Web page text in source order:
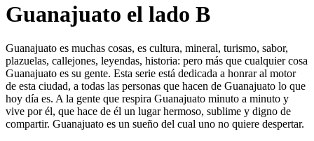
Guanajuato el lado B
Guanajuato es muchas cosas, es cultura, mineral, turismo, sabor,
plazuelas, callejones, leyendas, historia: pero más que cualquier cosa
Guanajuato es su gente. Esta serie está dedicada a honrar al motor
de esta ciudad, a todas las personas que hacen de Guanajuato lo que
hoy día es. A la gente que respira Guanajuato minuto a minuto y
vive por él, que hace de él un lugar hermoso, sublime y digno de
compartir. Guanajuato es un sueño del cual uno no quiere despertar.